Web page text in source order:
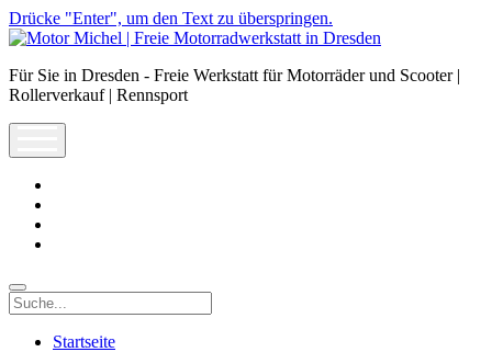
Drücke "Enter", um den Text zu überspringen.
Motor
|
Freie
Dresden
Für Sie in Dresden - Freie Werkstatt für Motorräder und Scooter |
Rollerverkauf | Rennsport
Suche
Startseite